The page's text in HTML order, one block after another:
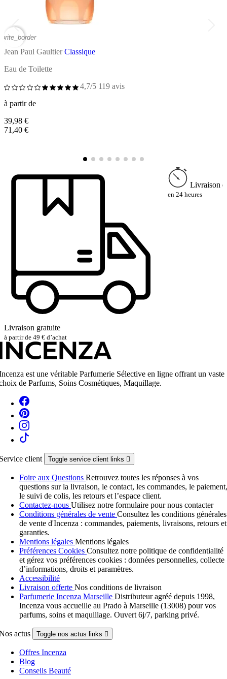
Jean Paul Gaultier Classique
Eau de Toilette
4,7/5 119 avis
à partir de
39,98 €
71,40 €
Livraison gratuite
à partir de 49 € d’achat
Livraison
en 24 heures
est une véritable Parfumerie Sélective en ligne offrant un vaste
de Parfums, Soins Cosmétiques, Maquillage.
client Toggle service client links 
Foire aux Questions Retrouvez toutes les réponses à vos
questions sur la livraison, le contact, les commandes, le paiement,
le suivi de colis, les retours et l’espace client.
Contactez-nous Utilisez notre formulaire pour nous contacter
Conditions générales de vente Consultez les conditions générales
de vente d'Incenza : commandes, paiements, livraisons, retours et
garanties.
Mentions légales Mentions légales
Préférences Cookies Consultez notre politique de confidentialité
et gérez vos préférences cookies : données personnelles, collecte
d’informations, droits et paramètres.
Accessibilité
Livraison offerte Nos conditions de livraison
Parfumerie Incenza Marseille Distributeur agréé depuis 1998,
Incenza vous accueille au Prado à Marseille (13008) pour vos
parfums, soins et maquillage. Ouvert 6j/7, parking privé.
actus Toggle nos actus links 
Offres Incenza
Blog
Conseils Beauté